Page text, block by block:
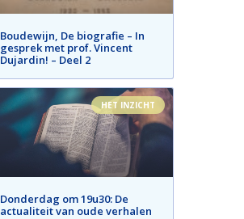
Boudewijn, De biografie – In
gesprek met prof. Vincent
Dujardin! – Deel 2
HET INZICHT
Donderdag om 19u30: De
actualiteit van oude verhalen